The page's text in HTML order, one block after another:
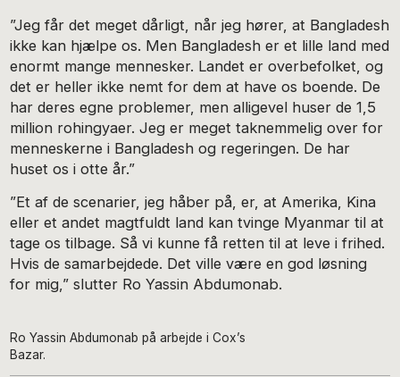
”Jeg får det meget dårligt, når jeg hører, at Bangladesh
ikke kan hjælpe os. Men Bangladesh er et lille land med
enormt mange mennesker. Landet er overbefolket, og
det er heller ikke nemt for dem at have os boende. De
har deres egne problemer, men alligevel huser de 1,5
million rohingyaer. Jeg er meget taknemmelig over for
menneskerne i Bangladesh og regeringen. De har
huset os i otte år.”
”Et af de scenarier, jeg håber på, er, at Amerika, Kina
eller et andet magtfuldt land kan tvinge Myanmar til at
tage os tilbage. Så vi kunne få retten til at leve i frihed.
Hvis de samarbejdede. Det ville være en god løsning
for mig,” slutter Ro Yassin Abdumonab.
Ro Yassin Abdumonab på arbejde i Cox’s
Bazar.